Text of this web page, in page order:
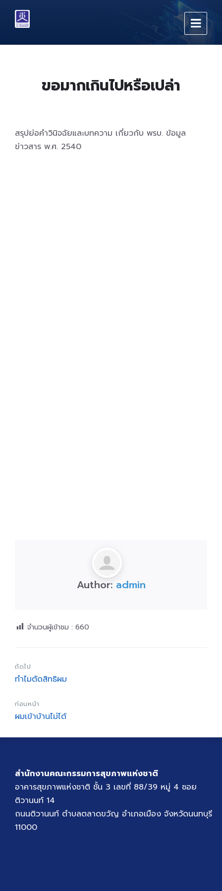
content
main
footer
ขอมากเกินไปหรือเปล่า
สรุปย่อคำวินิจฉัยและบทความ เกี่ยวกับ พรบ. ข้อมูล
ข่าวสาร พ.ศ. 2540
Author: admin
จำนวนผู้เข้าชม : 660
ถัดไป
ทำไมตัดสิทธิผม
ก่อนหน้า
ผมเข้าบ้านไม่ได้
สำนักงานคณะกรรมการสุขภาพแห่งชาติ
อาคารสุขภาพแห่งชาติ ชั้น 3 เลขที่ 88/39 หมู่ 4 ซอย
ติวานนท์ 14
ถนนติวานนท์ ตำบลตลาดขวัญ อำเภอเมือง จังหวัดนนทบุรี
11000